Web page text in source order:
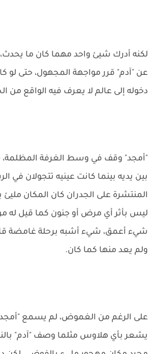
لكنه أدرك شيئ واحد مهما كان ما يحدث،
عن "آدم" قرر مواجهة المجهول، حتى لو
دخوله إلى عالم لا يعرف فيه الواقع من
"أمجد" وقف في وسط الغرفة المظلمة،
بين يديه بينما كانت عينيه تتجولان في
المنتشرة على الجدران كان المكان مليئ
ليس بأثر أي مرض أو جنون كما قيل له
شيء أعمق، شيء أشبه برحلة غامضة
ولم يعد منها كما كان.
على الرغم من الغموض، لم يسمع
يشعر بأي هلاوس مثلما وصف "آدم"